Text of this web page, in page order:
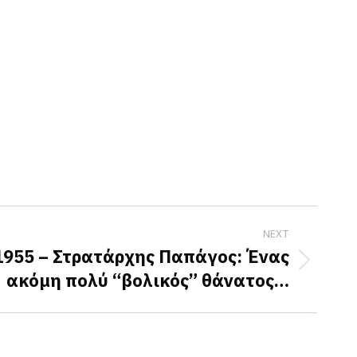
NEXT
– Στρατάρχης Παπάγος: Ένας
ακόμη πολύ “βολικός” θάνατος…